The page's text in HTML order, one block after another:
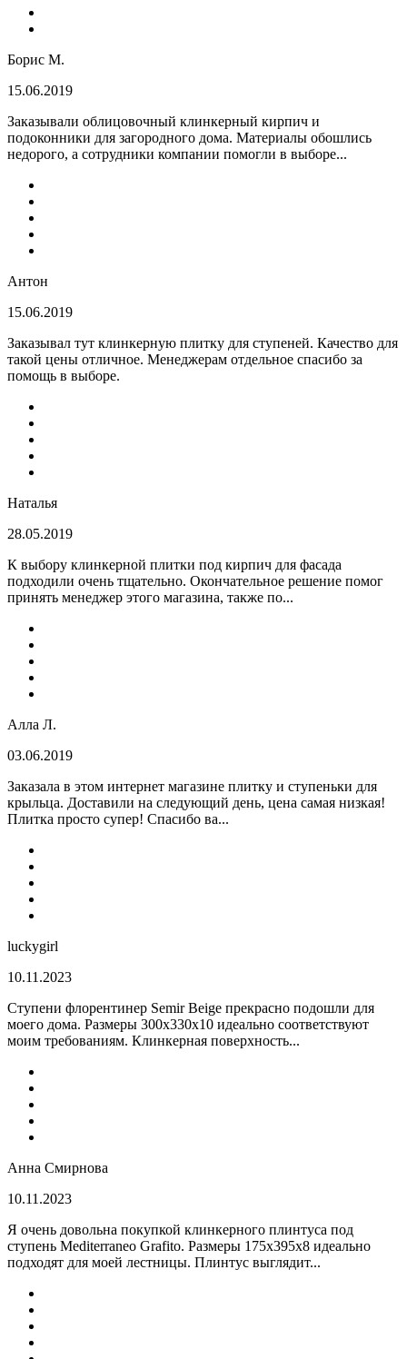
Борис М.
15.06.2019
Заказывали облицовочный клинкерный кирпич и
подоконники для загородного дома. Материалы обошлись
недорого, а сотрудники компании помогли в выборе...
Антон
15.06.2019
Заказывал тут клинкерную плитку для ступеней. Качество для
такой цены отличное. Менеджерам отдельное спасибо за
помощь в выборе.
Наталья
28.05.2019
К выбору клинкерной плитки под кирпич для фасада
подходили очень тщательно. Окончательное решение помог
принять менеджер этого магазина, также по...
Алла Л.
03.06.2019
Заказала в этом интернет магазине плитку и ступеньки для
крыльца. Доставили на следующий день, цена самая низкая!
Плитка просто супер! Спасибо ва...
luckygirl
10.11.2023
Ступени флорентинер Semir Beige прекрасно подошли для
моего дома. Размеры 300х330х10 идеально соответствуют
моим требованиям. Клинкерная поверхность...
Анна Смирнова
10.11.2023
Я очень довольна покупкой клинкерного плинтуса под
ступень Mediterraneo Grafito. Размеры 175х395х8 идеально
подходят для моей лестницы. Плинтус выглядит...